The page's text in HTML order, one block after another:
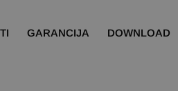
GARANCIJA DOWNLOAD